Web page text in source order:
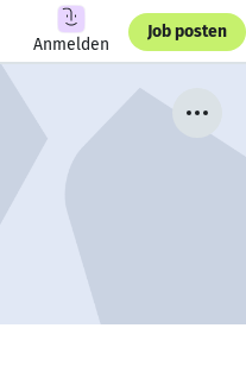
Anmelden
Job posten